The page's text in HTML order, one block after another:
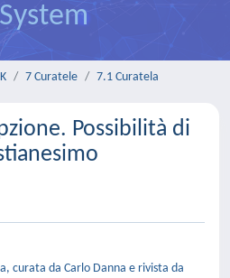
7 Curatele 7.1 Curatela
Possibilità di
curata da Carlo Danna e rivista da